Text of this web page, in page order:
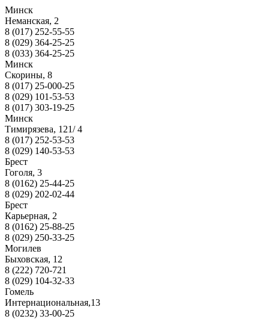
Минск
Неманская, 2
8 (017) 252-55-55
8 (029) 364-25-25
8 (033) 364-25-25
Минск
Скорины, 8
8 (017) 25-000-25
8 (029) 101-53-53
8 (017) 303-19-25
Минск
Тимирязева, 121/ 4
8 (017) 252-53-53
8 (029) 140-53-53
Брест
Гоголя, 3
8 (0162) 25-44-25
8 (029) 202-02-44
Брест
Карьерная, 2
8 (0162) 25-88-25
8 (029) 250-33-25
Могилев
Быховская, 12
8 (222) 720-721
8 (029) 104-32-33
Гомель
Интернациональная,13
8 (0232) 33-00-25